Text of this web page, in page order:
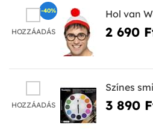
HOZZÁADÁS
Hol van
2 690
-40%
HOZZÁADÁS
Színes
3 890